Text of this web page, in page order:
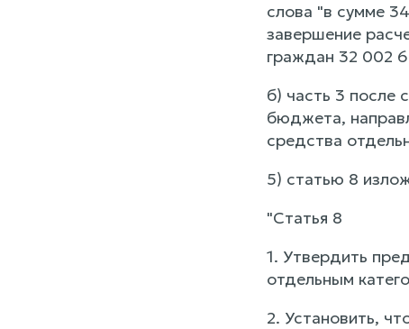
слова "в сумме
завершение
граждан 32 002
б) часть 3 после
бюджета,
средства
5) статью 8
"Статья 8
1. Утвердить
отдельным
2. Установить,